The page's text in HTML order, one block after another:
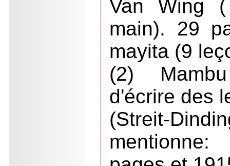
Van Wing
main). 29
mayita (9
(2)
d'écrire des
(Streit-